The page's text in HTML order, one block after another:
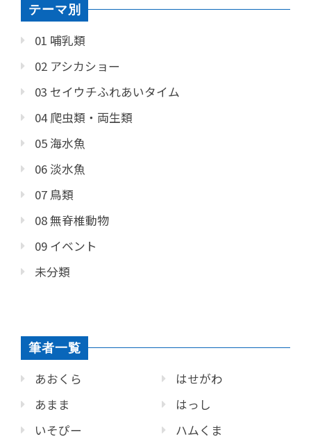
テーマ別
01 哺乳類
02 アシカショー
03 セイウチふれあいタイム
04 爬虫類・両生類
05 海水魚
06 淡水魚
07 鳥類
08 無脊椎動物
09 イベント
未分類
筆者一覧
あおくら
あまま
いそぴー
はせがわ
はっし
ハムくま